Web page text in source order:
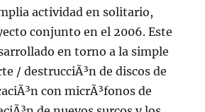
actividad en solitario,
conjunto en el 2006. Este
en torno a la simple
/ destrucciÃ³n de discos de
con micrÃ³fonos de